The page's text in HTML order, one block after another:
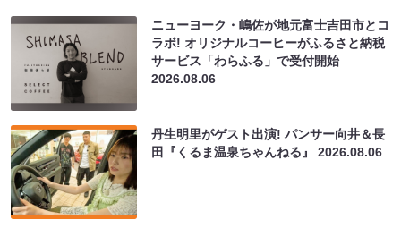
ニューヨーク・嶋佐が地元富士吉田市とコ
ラボ! オリジナルコーヒーがふるさと納税
サービス「わらふる」で受付開始
2026.08.06
丹生明里がゲスト出演! パンサー向井＆長
田『くるま温泉ちゃんねる』2026.08.06